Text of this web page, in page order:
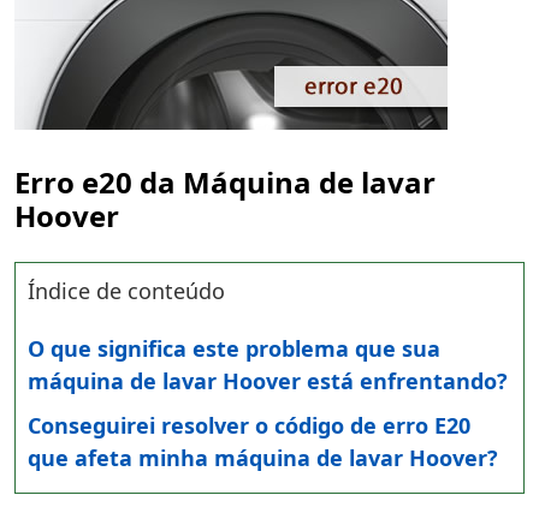
Erro e20 da Máquina de lavar
Hoover
Índice de conteúdo
O que significa este problema que sua
máquina de lavar Hoover está enfrentando?
Conseguirei resolver o código de erro E20
que afeta minha máquina de lavar Hoover?